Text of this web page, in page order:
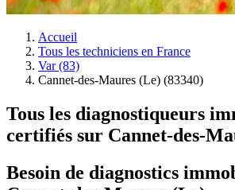
Accueil
Tous les techniciens en France
Var (83)
Cannet-des-Maures (Le) (83340)
Tous les diagnostiqueurs
certifiés sur Cannet-des-
Besoin de diagnostics